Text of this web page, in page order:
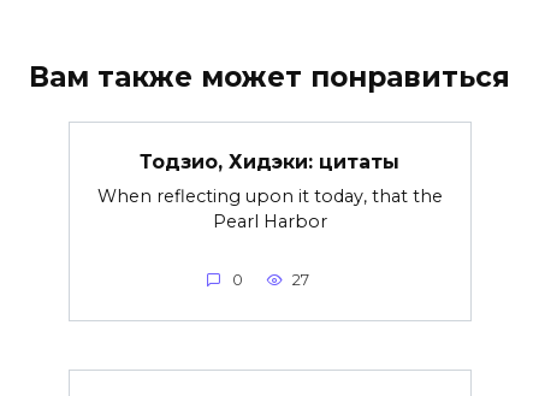
Вам также может понравиться
Тодзио, Хидэки: цитаты
When reflecting upon it today, that the
Pearl Harbor
0 27